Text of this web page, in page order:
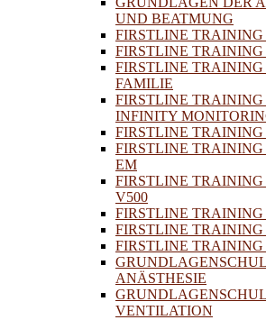
UND BEATMUNG
FIRSTLINE TRAINING
FIRSTLINE TRAINING
FIRSTLINE
FAMILIE
FIRSTLINE TRAINING
INFINITY
FIRSTLINE TRAINING
FIRSTLINE TRAINING
EM
FIRSTLINE
V500
FIRSTLINE
FIRSTLINE TRAINING
FIRSTLINE
ANÄSTHESIE
VENTILATION